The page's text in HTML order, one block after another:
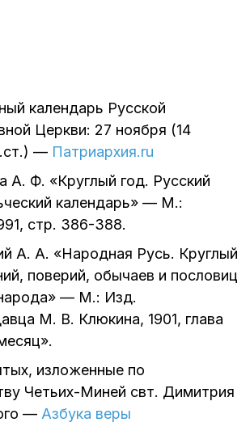
календарь Русской
Церкви: 27 ноября (14
— Патриархия.ru
А. Ф. «Круглый год. Русский
календарь» — М.:
, стр. 386-388.
А. А. «Народная Русь. Круглый
поверий, обычаев и пословиц
— М.: Изд.
М. В. Клюкина, 1901, глава
изложенные по
Четьих-Миней свт. Димитрия
— Азбука веры